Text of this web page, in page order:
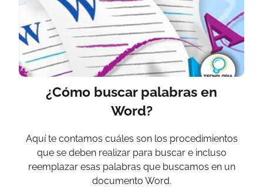
¿Cómo buscar palabras en
Word?
Aquí te contamos cuáles son los procedimientos
que se deben realizar para buscar e incluso
reemplazar esas palabras que buscamos en un
documento Word.